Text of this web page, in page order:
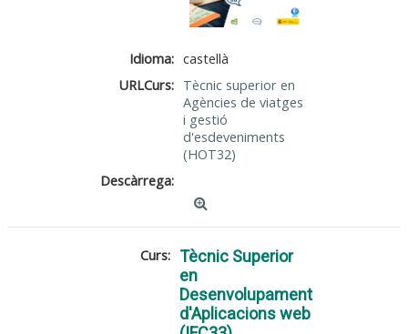
Idioma: castellà
URLCurs:
Tècnic superior en
Agències de viatges
i gestió
d'esdeveniments
(HOT32)
Descàrrega:
Curs: Tècnic Superior
en
Desenvolupament
d'Aplicacions web